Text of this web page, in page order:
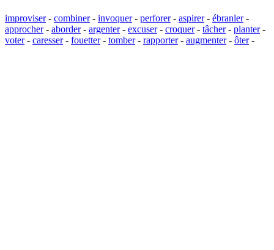
improviser- combiner- invoquer- perforer- aspirer- ébranler-
approcher- aborder- argenter- excuser- croquer- tâcher- planter-
voter- caresser- fouetter- tomber- rapporter- augmenter- ôter-